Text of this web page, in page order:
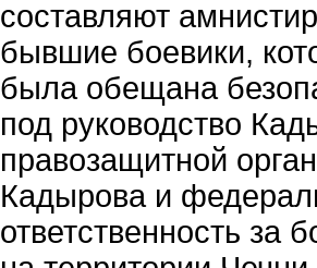
составляют
бывшие боевики,
была обещана
под руководство
правозащитной
Кадырова и
ответственность за